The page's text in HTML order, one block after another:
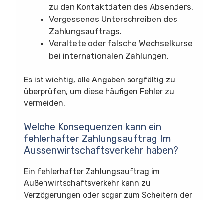
zu den Kontaktdaten des Absenders.
Vergessenes Unterschreiben des
Zahlungsauftrags.
Veraltete oder falsche Wechselkurse
bei internationalen Zahlungen.
Es ist wichtig, alle Angaben sorgfältig zu
überprüfen, um diese häufigen Fehler zu
vermeiden.
Welche Konsequenzen kann ein
fehlerhafter Zahlungsauftrag Im
Aussenwirtschaftsverkehr haben?
Ein fehlerhafter Zahlungsauftrag im
Außenwirtschaftsverkehr kann zu
Verzögerungen oder sogar zum Scheitern der